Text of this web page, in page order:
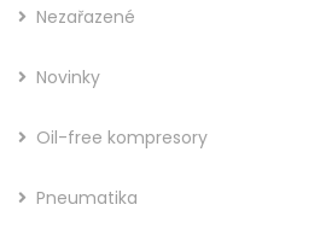
Nezařazené
Novinky
Oil-free kompresory
Pneumatika